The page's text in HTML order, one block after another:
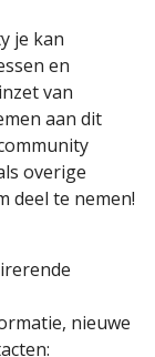
je kan
en
van
aan dit
overige
deel te nemen!
nieuwe